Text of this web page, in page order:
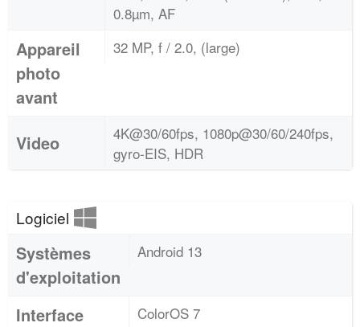
0.8µm, AF
Appareil
photo
avant
32 MP, f / 2.0, (large)
Video
4K@30/60fps, 1080p@30/60/240fps,
gyro-EIS, HDR
Logiciel
Systèmes
d'exploitation
Android 13
Interface ColorOS 7